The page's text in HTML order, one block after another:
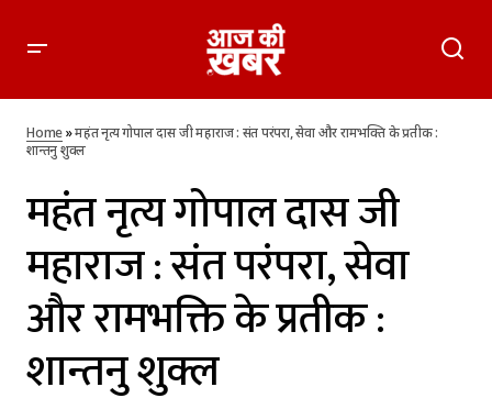
प्रतीक : शान्तनु शुक्ल
Home»महंत नृत्य गोपाल दास जी महाराज : संत परंपरा, सेवा और रामभक्ति के प्रतीक :
शान्तनु शुक्ल
महंत नृत्य गोपाल दास जी
महाराज : संत परंपरा, सेवा
और रामभक्ति के प्रतीक :
शान्तनु शुक्ल